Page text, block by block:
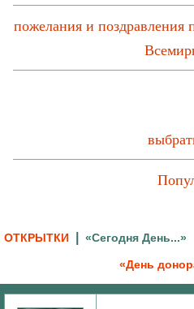
пожелания и
ОТКРЫТКИ «Сегодня День...»
«День